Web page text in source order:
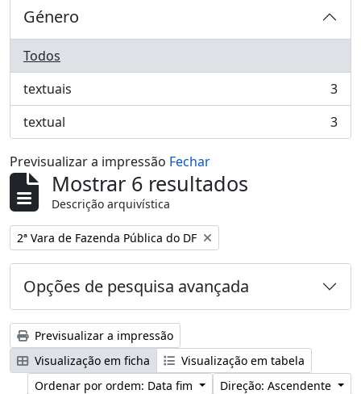
Género
Todos
textuais
, 3 resultados
3
textual
, 3 resultados 3
Previsualizar a impressão Fechar
Mostrar 6 resultados
Descrição arquivística
Remover filtro:
2ª Vara de Fazenda Pública do DF
Opções de pesquisa avançada
Previsualizar a impressão
Visualização em ficha
Visualização em tabela
Ordenar por ordem: Data fim
Direção: Ascendente